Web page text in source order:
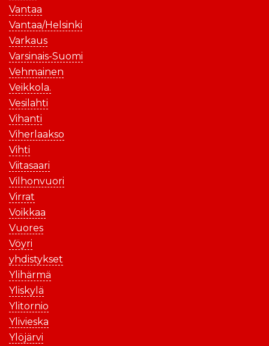
Vantaa
Vantaa/Helsinki
Varkaus
Varsinais-Suomi
Vehmainen
Veikkola.
Vesilahti
Vihanti
Viherlaakso
Vihti
Viitasaari
Vilhonvuori
Virrat
Voikkaa
Vuores
Vöyri
yhdistykset
Ylihärmä
Yliskylä
Ylitornio
Ylivieska
Ylöjärvi